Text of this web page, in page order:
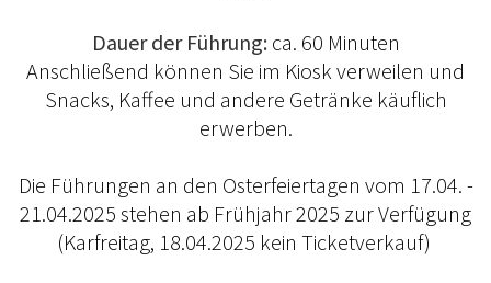
Dauer der Führung:ca. 60 Minuten
Anschließend können Sie im Kiosk verweilen und
Snacks, Kaffee und andere Getränke käuflich
erwerben.
Die Führungen an den Osterfeiertagen vom 17.04. -
21.04.2025 stehen ab Frühjahr 2025 zur Verfügung
(Karfreitag, 18.04.2025 kein Ticketverkauf)